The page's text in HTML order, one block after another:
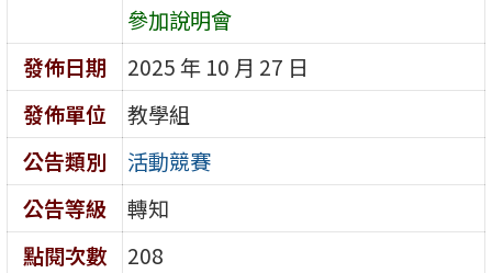
參加說明會
發佈日期
2025 年 10 月 27 日
發佈單位
教學組
公告類別
活動競賽
公告等級
轉知
點閱次數
208